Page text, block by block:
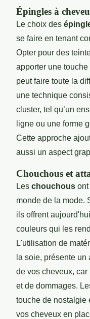
Épingles à
Le choix des
se faire en tenant
Opter pour des
apporter une
peut faire toute la
une technique
cluster, tel qu’un
ligne ou une forme
Cette approche
aussi un aspect
Chouchous et
Les chouchous
monde de la mode.
ils offrent
couleurs qui les
L'utilisation de
la soie, présente
de vos cheveux,
et de dommages.
touche de nostalgie
vos cheveux en